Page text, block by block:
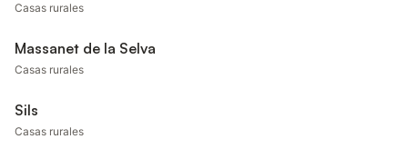
Casas rurales
Massanet de la Selva
Casas rurales
Sils
Casas rurales